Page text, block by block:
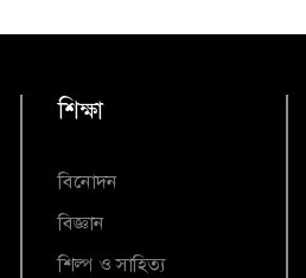
শিক্ষা
বিনোদন
বিজ্ঞান
শিল্প ও সাহিত্য